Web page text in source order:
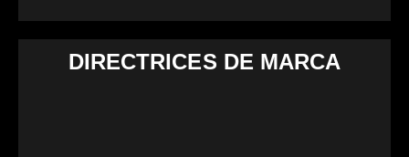
DIRECTRICES DE MARCA